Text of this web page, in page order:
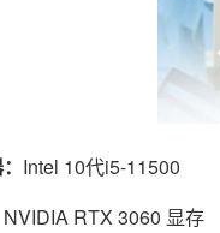
Intel 10代i5-11500
NVIDIA RTX 3060 显存